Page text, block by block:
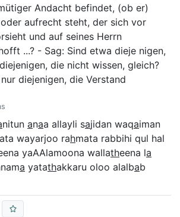
Andacht befindet, (ob er)
aufrecht steht, der sich vor
und auf seines Herrn
...? - Sag: Sind etwa dieje nigen,
die nicht wissen, gleich?
diejenigen, die Verstand
nitun anaa allayli sajidan waqaiman
wayarjoo rahmata rabbihi qul hal
yaAAlamoona wallatheena la
a yatathakkaru oloo alalbab